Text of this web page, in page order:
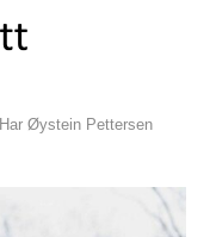
Har Øystein Pettersen